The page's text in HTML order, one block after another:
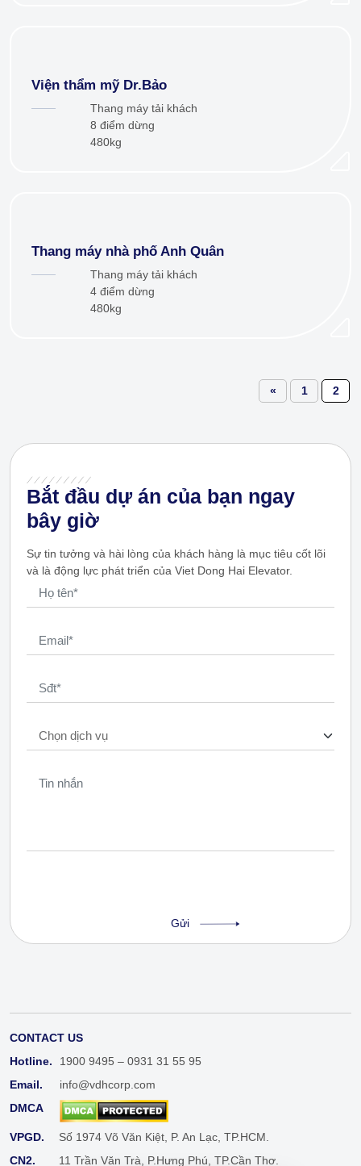
Viện thẩm mỹ Dr.Bảo
Thang máy tải khách
8 điểm dừng
480kg
Thang máy nhà phố Anh Quân
Thang máy tải khách
4 điểm dừng
480kg
« 1 2
Bắt đầu dự án của bạn ngay
bây giờ
Sự tin tưởng và hài lòng của khách hàng là mục tiêu cốt lõi
và là động lực phát triển của Viet Dong Hai Elevator.
CONTACT US
Hotline.
1900 9495 – 0931 31 55 95
Email.
info@vdhcorp.com
DMCA
VPGD.
Số 1974 Võ Văn Kiệt, P. An Lạc, TP.HCM.
CN2.
11 Trần Văn Trà, P.Hưng Phú, TP.Cần Thơ.